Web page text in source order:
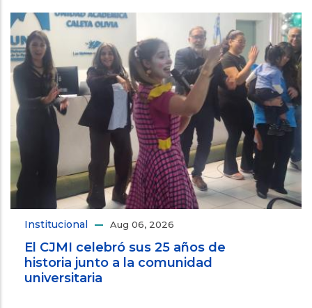
Institucional Aug 06, 2026
El CJMI celebró sus 25 años de
historia junto a la comunidad
universitaria